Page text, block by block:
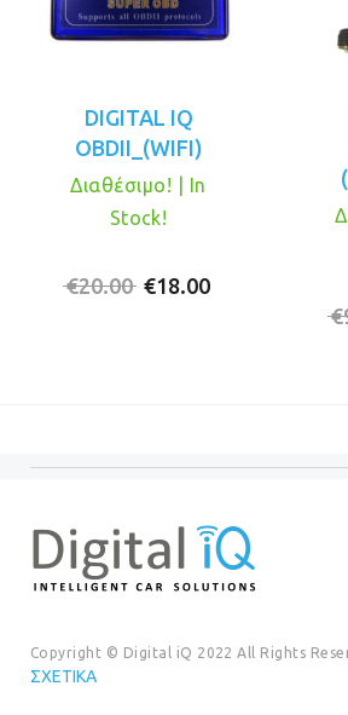
DIGITAL IQ
OBDII_(WIFI)
€20.00 Original
€18.00
Διαθέσιμο! | In
Stock!
€
Copyright © Digital iQ 2022 All Rights
ΣΧΕΤΙΚΆ